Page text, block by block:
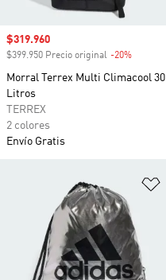
Precio de venta
$319.960
$399.950 Precio original -20%
Morral Terrex Multi Climacool 30
Litros
TERREX
2 colores
Envío Gratis